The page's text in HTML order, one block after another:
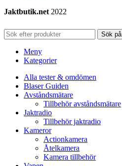
Jaktbutik.net 2022
Sök på
Meny
Kategorier
Alla tester & omdömen
Blaser Guiden
Avståndsmätare
Tillbehör avståndsmätare
Jaktradio
Tillbehör jaktradio
Kameror
Actionkamera
Åtelkamera
Kamera tillbehör